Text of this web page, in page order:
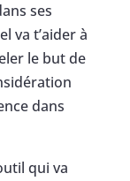
ses
va t’aider à
le but de
dans
qui va